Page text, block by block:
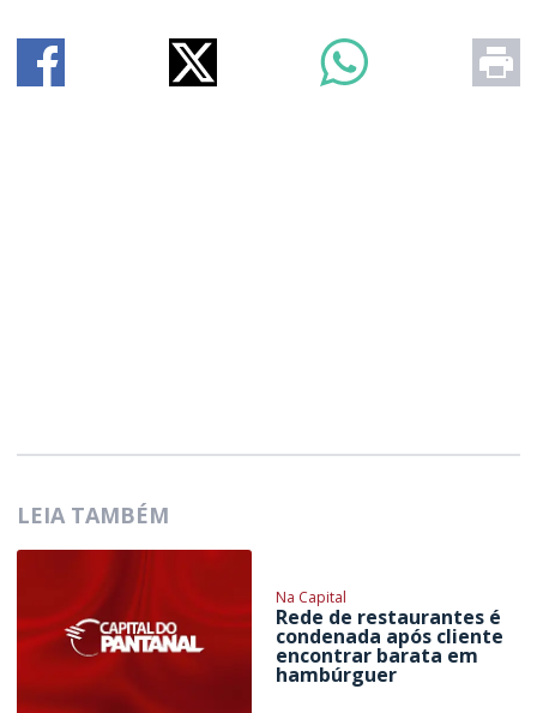
LEIA TAMBÉM
Na Capital
Rede de restaurantes é
condenada após cliente
encontrar barata em
hambúrguer